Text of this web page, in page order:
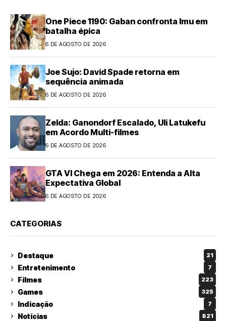
One Piece 1190: Gaban confronta Imu em
batalha épica
6 DE AGOSTO DE 2026
Joe Sujo: David Spade retorna em
sequência animada
6 DE AGOSTO DE 2026
Zelda: Ganondorf Escalado, Uli Latukefu
em Acordo Multi-filmes
6 DE AGOSTO DE 2026
GTA VI Chega em 2026: Entenda a Alta
Expectativa Global
6 DE AGOSTO DE 2026
CATEGORIAS
Destaque 21
Entretenimento 7
Filmes 223
Games 325
Indicação 7
Notícias 821